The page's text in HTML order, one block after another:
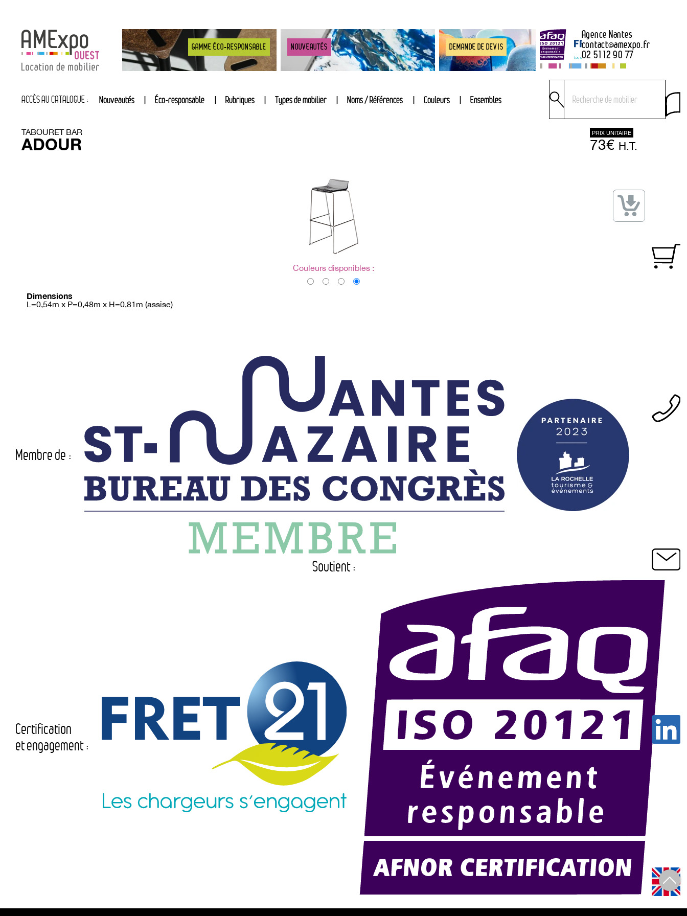
GAMME ÉCO-RESPONSABLE NOUVEAUTÉS DEMANDE DE DEVIS
Agence Nantes
contact@amexpo.fr
02 51 12 90 77
ACCÈS AU CATALOGUE : Nouveautés Éco-responsable Rubriques Types de mobilier Noms / Références Couleurs Ensembles
TABOURET BAR
ADOUR
PRIX UNITAIRE
73€ H.T.
Couleurs disponibles :
Dimensions
L=0,54m x P=0,48m x H=0,81m (assise)
Membre de :
Soutient :
Certification
et engagement :